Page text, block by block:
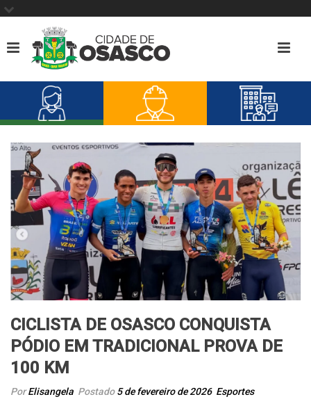
CICLISTA DE OSASCO CONQUISTA
PÓDIO EM TRADICIONAL PROVA DE
100 KM
PorElisangela Postado5 de fevereiro de 2026 Esportes